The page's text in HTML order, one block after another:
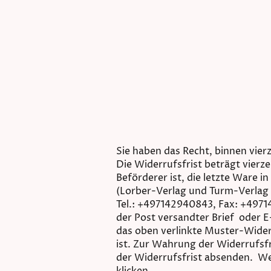
Sie haben das Recht, binnen
Die Widerrufsfrist beträgt
Beförderer ist, die letzte Ware
(Lorber-Verlag und Turm-
Tel.: +497142940843, Fax:
der Post versandter Brief oder
das oben verlinkte Muster-
ist. Zur Wahrung der
der Widerrufsfrist absenden.